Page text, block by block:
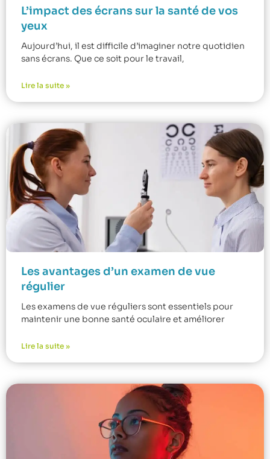
L’impact des écrans sur la santé de vos
yeux
Aujourd’hui, il est difficile d’imaginer notre quotidien
sans écrans. Que ce soit pour le travail,
Lire la suite »
Les avantages d’un examen de vue
régulier
Les examens de vue réguliers sont essentiels pour
maintenir une bonne santé oculaire et améliorer
Lire la suite »